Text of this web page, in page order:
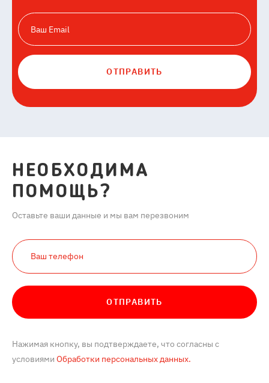
ОТПРАВИТЬ
НЕОБХОДИМА
ПОМОЩЬ?
Оставьте ваши данные и мы вам перезвоним
ОТПРАВИТЬ
Нажимая кнопку, вы подтверждаете, что согласны с
условиями Обработки персональных данных.